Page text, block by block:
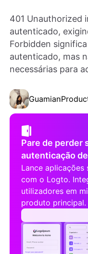
401 Unauthorized
autenticado,
Forbidden
autenticado, mas
necessárias para
Guamian
Pare de perder
autenticação
Lance aplicações
com o Logto.
utilizadores em
produto principal.